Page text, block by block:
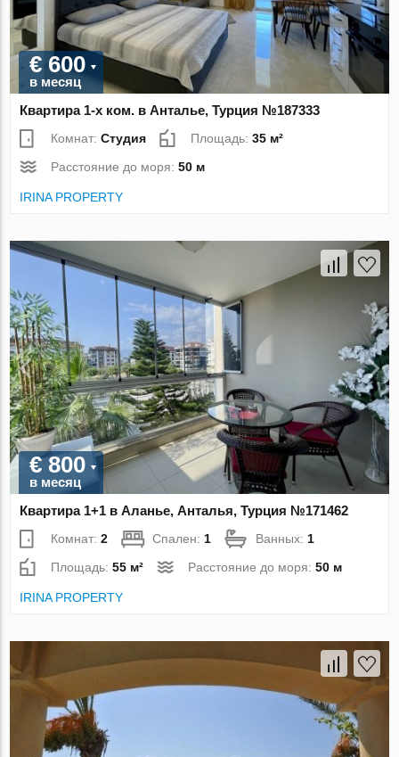
€ 600
в месяц
Квартира 1-х ком. в Анталье, Турция №187333
Комнат:Студия Площадь:35 м²
Расстояние до моря:50 м
IRINA PROPERTY
€ 800
в месяц
Квартира 1+1 в Аланье, Анталья, Турция №171462
Комнат:2 Спален: 1 Ванных: 1
Площадь:55 м² Расстояние до моря:50 м
IRINA PROPERTY